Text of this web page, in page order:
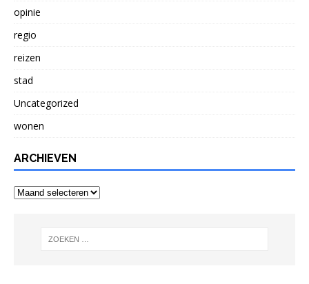
opinie
regio
reizen
stad
Uncategorized
wonen
ARCHIEVEN
Archieven